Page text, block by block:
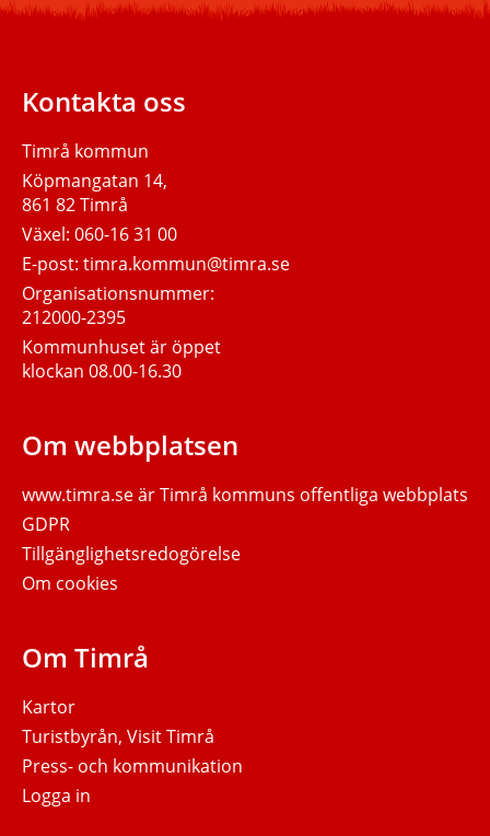
kommun.
Kontakta oss
Timrå kommun
Köpmangatan 14,
861 82 Timrå
Växel:060-16 31 00
E-post:timra.kommun@timra.se
Organisationsnummer:
212000-2395
Kommunhuset är öppet
klockan 08.00-16.30
Om webbplatsen
www.timra.seär Timrå kommuns offentliga webbplats
GDPR
Tillgänglighetsredogörelse
Om cookies
Om Timrå
Kartor
Turistbyrån, Visit Timrå
Press- och kommunikation
Logga in